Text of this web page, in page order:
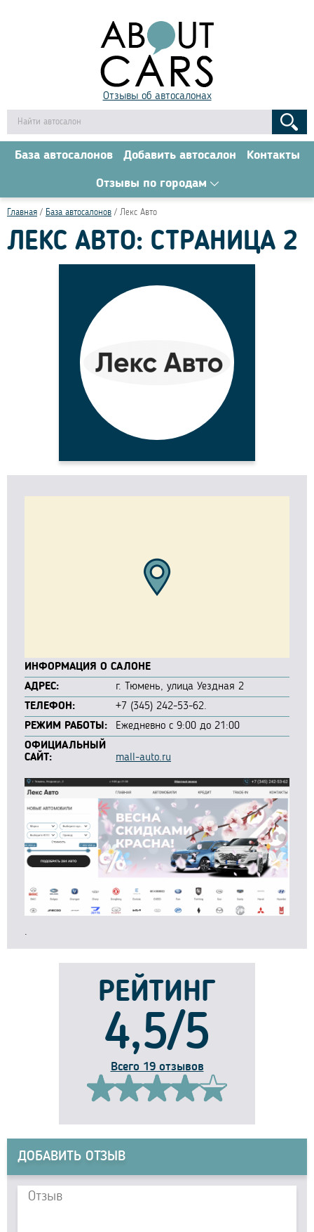
Отзывы об автосалонах
База автосалонов Добавить автосалон Контакты
Отзывы по городам
Главная База автосалонов Лекс Авто
ЛЕКС АВТО: СТРАНИЦА 2
ИНФОРМАЦИЯ О САЛОНЕ
АДРЕС:
г. Тюмень, улица Уездная 2
ТЕЛЕФОН:
+7 (345) 242-53-62.
РЕЖИМ РАБОТЫ:
Ежедневно с 9:00 до 21:00
ОФИЦИАЛЬНЫЙ
САЙТ:
mall-auto.ru
.
РЕЙТИНГ
4,5/5
Всего 19 отзывов
ДОБАВИТЬ ОТЗЫВ